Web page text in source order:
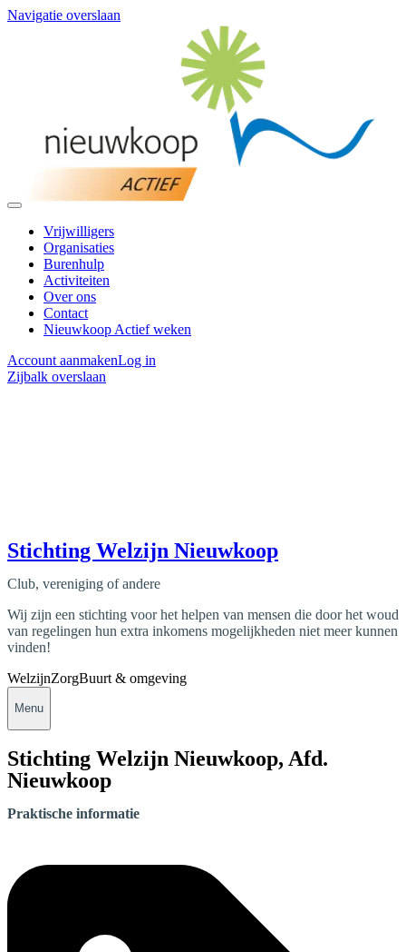
Navigatie overslaan
Vrijwilligers
Organisaties
Burenhulp
Activiteiten
Over ons
Contact
Nieuwkoop Actief weken
Account aanmakenLog in
Zijbalk overslaan
Stichting Welzijn Nieuwkoop
Club, vereniging of andere
Wij zijn een stichting voor het helpen van mensen die door het woud
van regelingen hun extra inkomens mogelijkheden niet meer kunnen
vinden!
WelzijnZorgBuurt & omgeving
Menu
Stichting Welzijn Nieuwkoop, Afd.
Nieuwkoop
Praktische informatie